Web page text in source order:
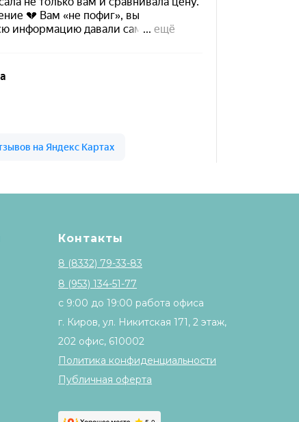
Контакты
8 (8332) 79-33-83
8 (953) 134-51-77
с 9:00 до 19:00 работа офиса
г. Киров, ул. Никитская 171, 2 этаж,
202 офис, 610002
Политика конфиденциальности
Публичная оферта